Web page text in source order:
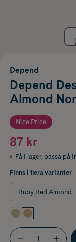
Depend
Depend
Almond
Nice Price
87 kr
Få i lager, passa på
Finns i flera varianter
Ruby Red Almond